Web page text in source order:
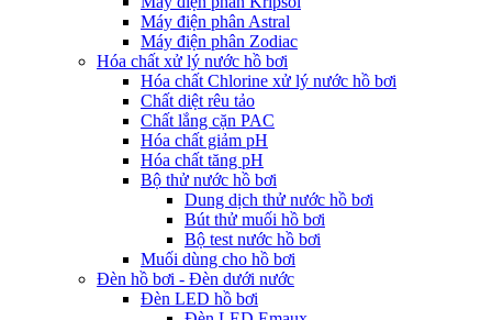
Máy điện phân Astral
Máy điện phân Zodiac
Hóa chất xử lý nước hồ bơi
Hóa chất Chlorine xử lý nước hồ bơi
Chất diệt rêu tảo
Chất lắng cặn PAC
Hóa chất giảm pH
Hóa chất tăng pH
Bộ thử nước hồ bơi
Dung dịch thử nước hồ bơi
Bút thử muối hồ bơi
Bộ test nước hồ bơi
Muối dùng cho hồ bơi
Đèn hồ bơi - Đèn dưới nước
Đèn LED hồ bơi